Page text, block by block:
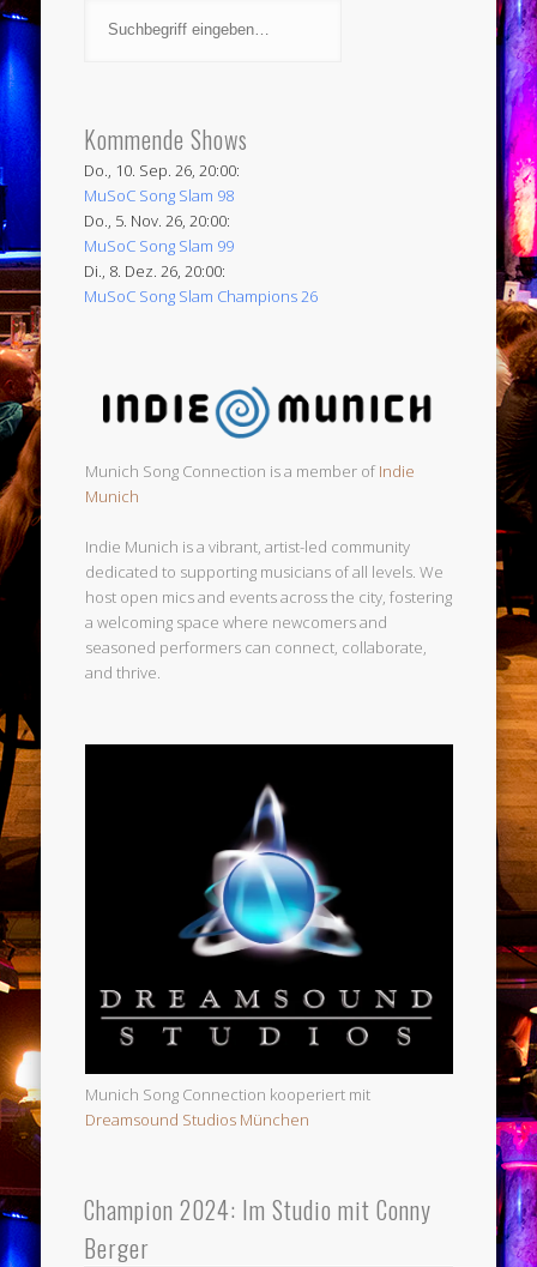
Kommende Shows
Do., 10. Sep. 26, 20:00:
MuSoC Song Slam 98
Do., 5. Nov. 26, 20:00:
MuSoC Song Slam 99
Di., 8. Dez. 26, 20:00:
MuSoC Song Slam Champions 26
Munich Song Connection is a member ofIndie
Munich
Indie Munich is a vibrant, artist-led community
dedicated to supporting musicians of all levels. We
host open mics and events across the city, fostering
a welcoming space where newcomers and
seasoned performers can connect, collaborate,
and thrive.
Munich Song Connection kooperiert mit
Dreamsound Studios München
Champion 2024: Im Studio mit Conny
Berger